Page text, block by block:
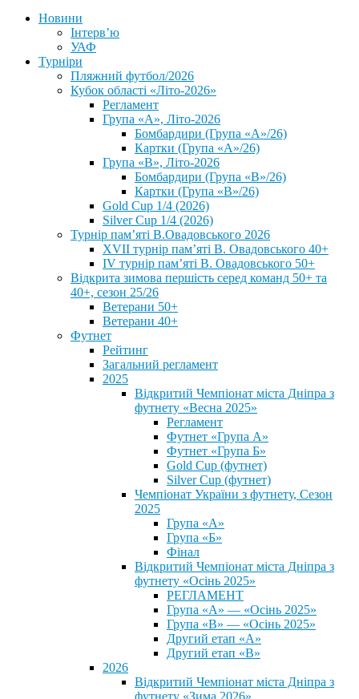
Новини
Інтерв’ю
УАФ
Турніри
Пляжний футбол/2026
Кубок області «Літо-2026»
Регламент
Група «А», Літо-2026
Бомбардири (Група «А»/26)
Картки (Група «А»/26)
Група «В», Літо-2026
Бомбардири (Група «В»/26)
Картки (Група «В»/26)
Gold Cup 1/4 (2026)
Silver Cup 1/4 (2026)
Турнір пам’яті В.Овадовського 2026
XVII турнір пам’яті В. Овадовського 40+
IV турнір пам’яті В. Овадовського 50+
Відкрита зимова першість серед команд 50+ та
40+, сезон 25/26
Ветерани 50+
Ветерани 40+
Футнет
Рейтинг
Загальний регламент
2025
Відкритий Чемпіонат міста Дніпра з
футнету «Весна 2025»
Регламент
Футнет «Група А»
Футнет «Група Б»
Gold Cup (футнет)
Silver Cup (футнет)
Чемпіонат України з футнету, Сезон
2025
Група «А»
Група «Б»
Фінал
Відкритий Чемпіонат міста Дніпра з
футнету «Осінь 2025»
РЕГЛАМЕНТ
Група «А» — «Осінь 2025»
Група «В» — «Осінь 2025»
Другий етап «А»
Другий етап «В»
2026
Відкритий Чемпіонат міста Дніпра з
футнету «Зима 2026»